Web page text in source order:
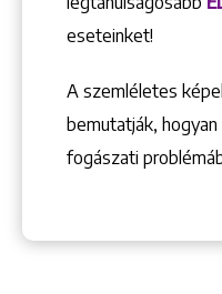
eseteinket!
A szemléletes
bemutatják,
fogászati